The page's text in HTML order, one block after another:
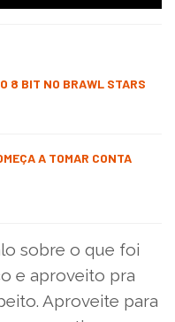
8 BIT NO BRAWL STARS
A TOMAR CONTA
sobre o que foi
e aproveito pra
Aproveite para